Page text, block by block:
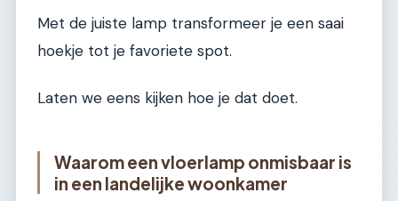
Met de juiste lamp transformeer je een saai
hoekje tot je favoriete spot.
Laten we eens kijken hoe je dat doet.
Waarom een vloerlamp onmisbaar is
in een landelijke woonkamer